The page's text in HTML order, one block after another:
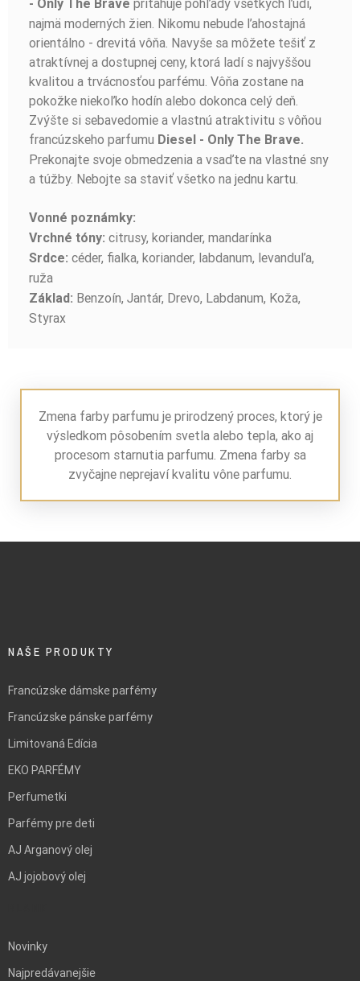
- Only The Brave
najmä moderných žien. Nikomu nebude ľahostajná
orientálno - drevitá vôňa. Navyše sa môžete tešiť z
atraktívnej a dostupnej ceny, ktorá ladí s najvyššou
kvalitou a trvácnosťou parfému. Vôňa zostane na
pokožke niekoľko hodín alebo dokonca celý deň.
Zvýšte si sebavedomie a vlastnú atraktivitu s vôňou
francúzskeho parfumu Diesel - Only The Brave.
Prekonajte svoje obmedzenia a vsaďte na vlastné sny
a túžby. Nebojte sa staviť všetko na jednu kartu.
Vonné poznámky:
Vrchné tóny: citrusy, koriander, mandarínka
Srdce: céder, fialka, koriander, labdanum, levanduľa,
ruža
Základ: Benzoín, Jantár, Drevo, Labdanum, Koža,
Styrax
Zmena farby parfumu je prirodzený proces, ktorý je
výsledkom pôsobením svetla alebo tepla, ako aj
procesom starnutia parfumu. Zmena farby sa
zvyčajne neprejaví kvalitu vône parfumu.
NAŠE PRODUKTY
Francúzske dámske parfémy
Francúzske pánske parfémy
Limitovaná Edícia
EKO PARFÉMY
Perfumetki
Parfémy pre deti
AJ Arganový olej
AJ jojobový olej
Novinky
Najpredávanejšie